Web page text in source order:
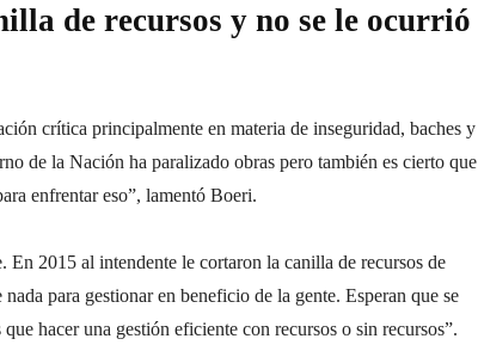
de recursos y no se le ocurrió
crítica principalmente en materia de inseguridad, baches y
de la Nación ha paralizado obras pero también es cierto que
enfrentar eso”, lamentó Boeri.
En 2015 al intendente le cortaron la canilla de recursos de
para gestionar en beneficio de la gente. Esperan que se
hacer una gestión eficiente con recursos o sin recursos”.